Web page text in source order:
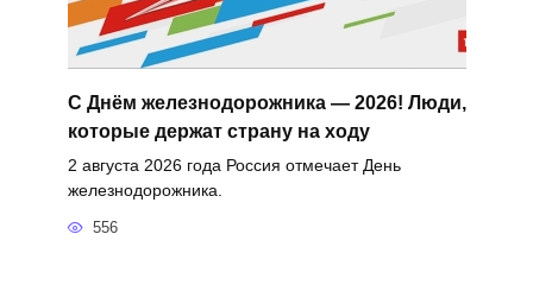
С Днём железнодорожника — 2026! Люди,
которые держат страну на ходу
2 августа 2026 года Россия отмечает День
железнодорожника.
556